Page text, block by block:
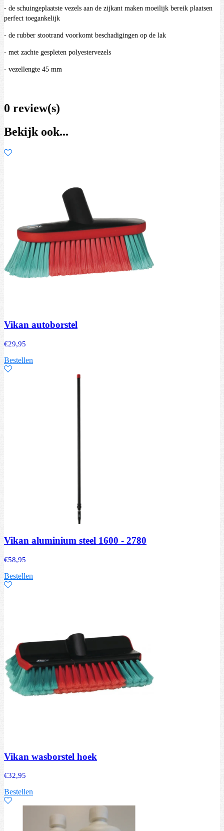
- de schuingeplaatste vezels aan de zijkant maken moeilijk bereik plaatsen
perfect toegankelijk
- de rubber stootrand voorkomt beschadigingen op de lak
- met zachte gespleten polyestervezels
- vezellengte 45 mm
0 review(s)
Bekijk ook...
Vikan autoborstel
€29,95
Bestellen
Vikan aluminium steel 1600 - 2780
€58,95
Bestellen
Vikan wasborstel hoek
€32,95
Bestellen